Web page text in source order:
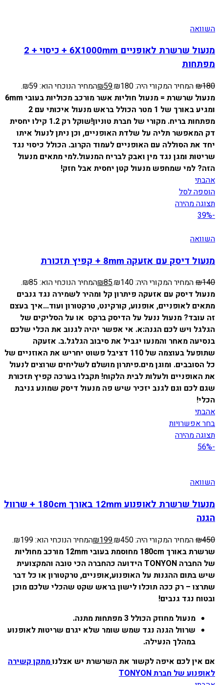
השוואה
מנעול שרשרת לאופניים 6X1000mm + כיסוי + 2
מפתחות
₪180 המחיר המקורי היה: ₪180. ₪59 המחיר הנוכחי הוא: ₪59.
מנעול שרשרת = מנעול חוליות אשר מורכב מכוליות בעובי 6mm
ומגיע באורך של 1 מטר הכולל בראש מנעול איכותי עם 2
מפתחות בריח. מקורי של חברת טוניון!
שוקל רק 1.2 קילו יחסית
דק המאפשר תליה על שלדת האופניים, וכן ניתן לנעול איתו
יחד את הסוללה עם האופניים לעמוד הקרוב. הכולל כיסוי נגד
שריטות ומגן נגד מין ואבק לבריח המנעול.למי מתאים מנעול
הזה? למי שמחפש מנעול קטן יחסית אבל חזק!
אהבתי
הוספה לסל
תצוגה מהירה
-39%
השוואה
מנעול דיסק עם אזעקה 8mm + קפיץ תזכורת
₪140 המחיר המקורי היה: ₪140. ₪85 המחיר הנוכחי הוא: ₪85.
מנעול דיסק עם אזעקה פיתרון קל ומהיר לשמירה נגד גנבים
מתאים לאופניים, אופנוע, קורקינט, טרקטורון ועוד...איך בעצם
זה עובד? מנעול ננעל על הדיסק ברקס או על הסליקים של
הגלגל ויש לכם הגנה:א. אי אפשר יהיה לגנוב את הכלי שלכם
בנסיעה מאחר והמנעו יגביל את סיבוב הגלגל.ב. אזעקה
שתופעל בעוצמה של 110 דציבל פשוט יחריש את האוזניים של
כל הסובבים. ומוגן מים.פיתרון מושלם לשליחים שרוצים לנעול
את האופניים ולעלות לבית הלקוח! תקבלו בערכה קפיץ תזכורת
שגם לכם וגם לגנב יזכיר שיש פה מנעול דיסק שמונע גניבת
הכלי!
אהבתי
בחר אפשרויות
תצוגה מהירה
-56%
השוואה
מנעול שרשרת לאופנוע 12mm באורך 180cm + שרוול
הגנה
₪450 המחיר המקורי היה: ₪450. ₪199 המחיר הנוכחי הוא: ₪199.
שרשרת באורך 180cm מחוסמת בעובי 12mm מורכב מחוליות
של החברה TONYON הידועה כהחברה הכי טובה והמקצועית
שיש בתום ההגנות על האופנוע,אופניים, טרקטורון או כל דבר
שתרצו – רק ככה תוכלו לישון בראש שקט שהכלי שלכם מוכן
ובטוח נגד גנבים!
מנעול מחוזק הכולל 3 מפתחות מתנה.
שרוול הגנה נגד שמש שומר שלא יגרם שריטות לאופנוע
במהלך הנעילה.
אם אין לכם איפה לקשור את השרשרת יש אצלנומתקן קשירה
לאופנוע של חברת TONYON